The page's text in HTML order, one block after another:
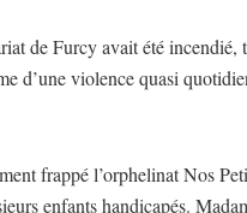
de Furcy avait été incendié,
d’une violence quasi
frappé l’orphelinat Nos
enfants handicapés.